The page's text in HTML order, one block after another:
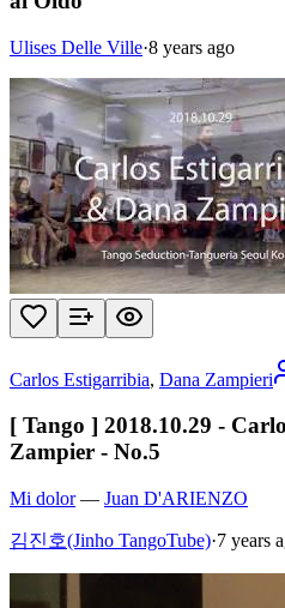
Ulises Delle Ville·8 years ago
Carlos Estigarribia, Dana Zampieri
[ Tango ] 2018.10.29 -
Zampier - No.5
Mi dolor— Juan D'ARIENZO
김진호(Jinho TangoTube)·7 years